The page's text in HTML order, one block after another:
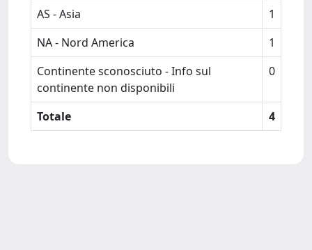
AS - Asia
1
NA - Nord America
1
Continente sconosciuto - Info sul
continente non disponibili
0
Totale 4